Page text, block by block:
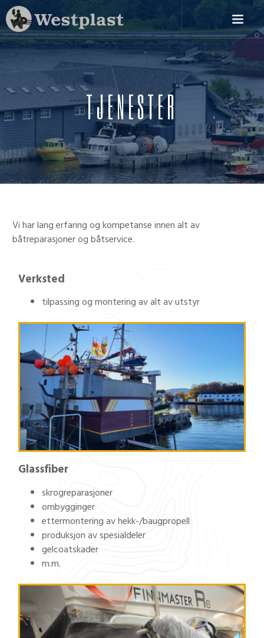
TJENESTER
Vi har lang erfaring og kompetanse innen alt av
båtreparasjoner og båtservice.
Verksted
tilpassing og montering av alt av utstyr
Glassfiber
skrogreparasjoner
ombygginger
ettermontering av hekk-/baugpropell
produksjon av spesialdeler
gelcoatskader
m.m.